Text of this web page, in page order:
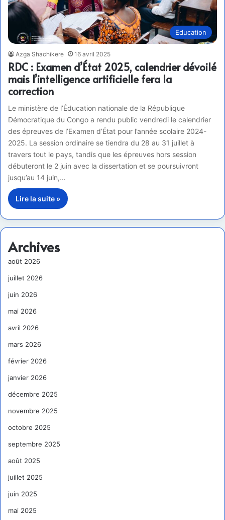
Education
Azga Shachikere 16 avril 2025
RDC : Examen d’État 2025, calendrier dévoilé
mais l’intelligence artificielle fera la
correction
Le ministère de l’Éducation nationale de la République
Démocratique du Congo a rendu public vendredi le calendrier
des épreuves de l’Examen d’État pour l’année scolaire 2024-
2025. La session ordinaire se tiendra du 28 au 31 juillet à
travers tout le pays, tandis que les épreuves hors session
débuteront le 2 juin avec la dissertation et se poursuivront
jusqu’au 14 juin,…
Lire la suite »
Archives
août 2026
juillet 2026
juin 2026
mai 2026
avril 2026
mars 2026
février 2026
janvier 2026
décembre 2025
novembre 2025
octobre 2025
septembre 2025
août 2025
juillet 2025
juin 2025
mai 2025